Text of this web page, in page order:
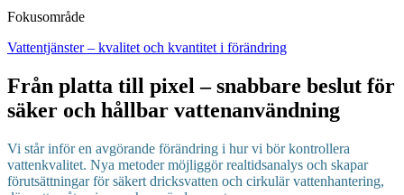
Fokusområde
Vattentjänster – kvalitet och kvantitet i förändring
Från platta till pixel – snabbare beslut för
säker och hållbar vattenanvändning
Vi står inför en avgörande förändring i hur vi bör kontrollera
vattenkvalitet. Nya metoder möjliggör realtidsanalys och skapar
förutsättningar för säkert dricksvatten och cirkulär vattenhantering,